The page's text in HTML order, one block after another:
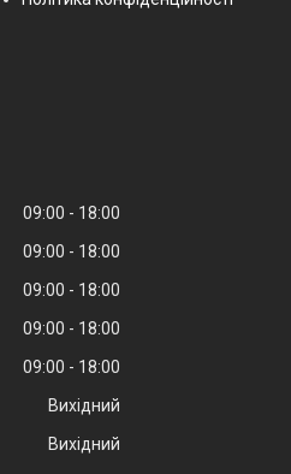
09:00
18:00
09:00
18:00
09:00
18:00
09:00
18:00
09:00
18:00
Вихідний
Вихідний